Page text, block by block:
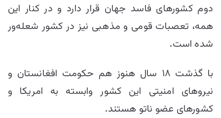
دوم کشورهای فاسد جهان قرار دارد و در کنار این
همه، تعصبات قومی و مذهبی نیز در کشور شعله‌ور
شده است.
با گذشت ۱۸ سال هنوز هم حکومت افغانستان و
نیروهای امنیتی این کشور وابسته به امریکا و
کشورهای عضو ناتو هستند.